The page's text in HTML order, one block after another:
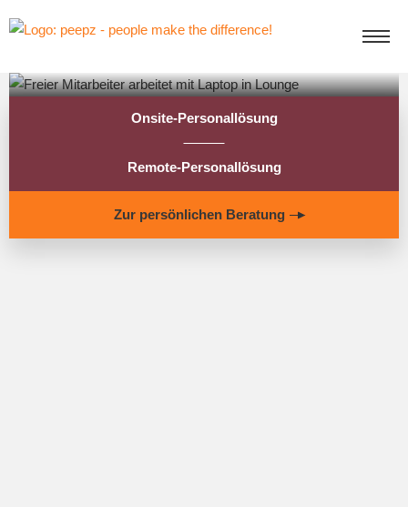
Onsite-Personallösung
Remote-Personallösung
Zur persönlichen Beratung